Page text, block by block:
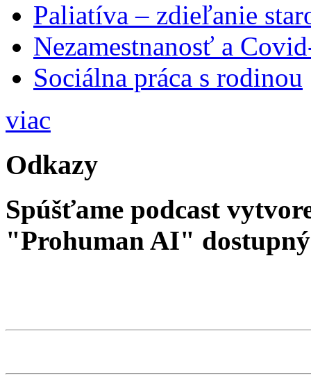
Paliatíva – zdieľanie
Nezamestnanosť a
Sociálna práca s rodinou
viac
Odkazy
Spúšťame podcast
"Prohuman AI"